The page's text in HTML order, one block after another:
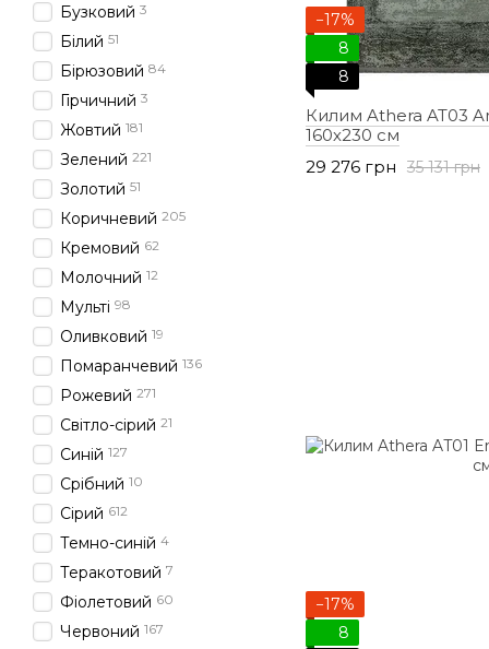
−17%
8
8
Килим Athera AT03
160х230 см
35 131 грн
29 276 грн
−17%
8
Бузковий 3
Білий 51
Бірюзовий 84
Гірчичний 3
Жовтий 181
Зелений 221
Золотий 51
Коричневий 205
Кремовий 62
Молочний 12
Мульті 98
Оливковий 19
Помаранчевий 136
Рожевий 271
Світло-сірий 21
Синій 127
Срібний 10
Сірий 612
Темно-синій 4
Теракотовий 7
Фіолетовий 60
Червоний 167